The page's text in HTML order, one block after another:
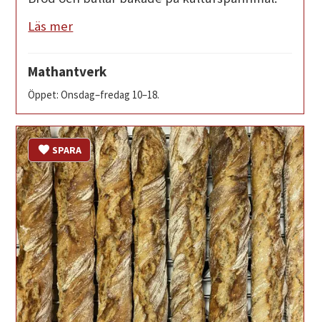
Läs mer
Mathantverk
Öppet: Onsdag–fredag 10–18.
SPARA